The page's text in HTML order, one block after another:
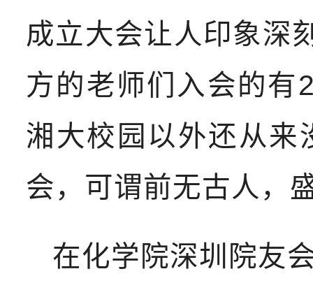
成立大会让人印象深
方的老师们入会的有
湘大校园以外还从来
会，可谓前无古人，
在化学院深圳院友